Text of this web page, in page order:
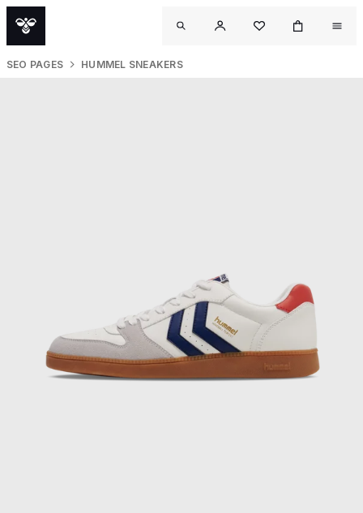
SEO PAGES HUMMEL SNEAKERS